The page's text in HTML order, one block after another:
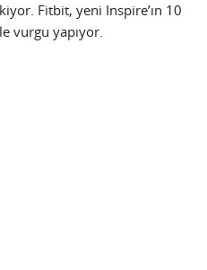
Fitbit, yeni Inspire’ın 10
vurgu yapıyor.